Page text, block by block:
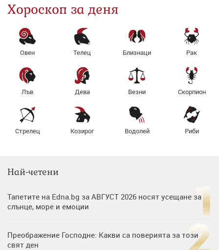
Хороскоп за деня
Овен Телец Близнаци Рак
Лъв Дева Везни Скорпион
Стрелец Козирог Водолей Риби
Най-четени
Тапетите на Edna.bg за АВГУСТ 2026 носят усещане за
слънце, море и емоции
Преображение Господне: Какви са поверията за този
свят ден